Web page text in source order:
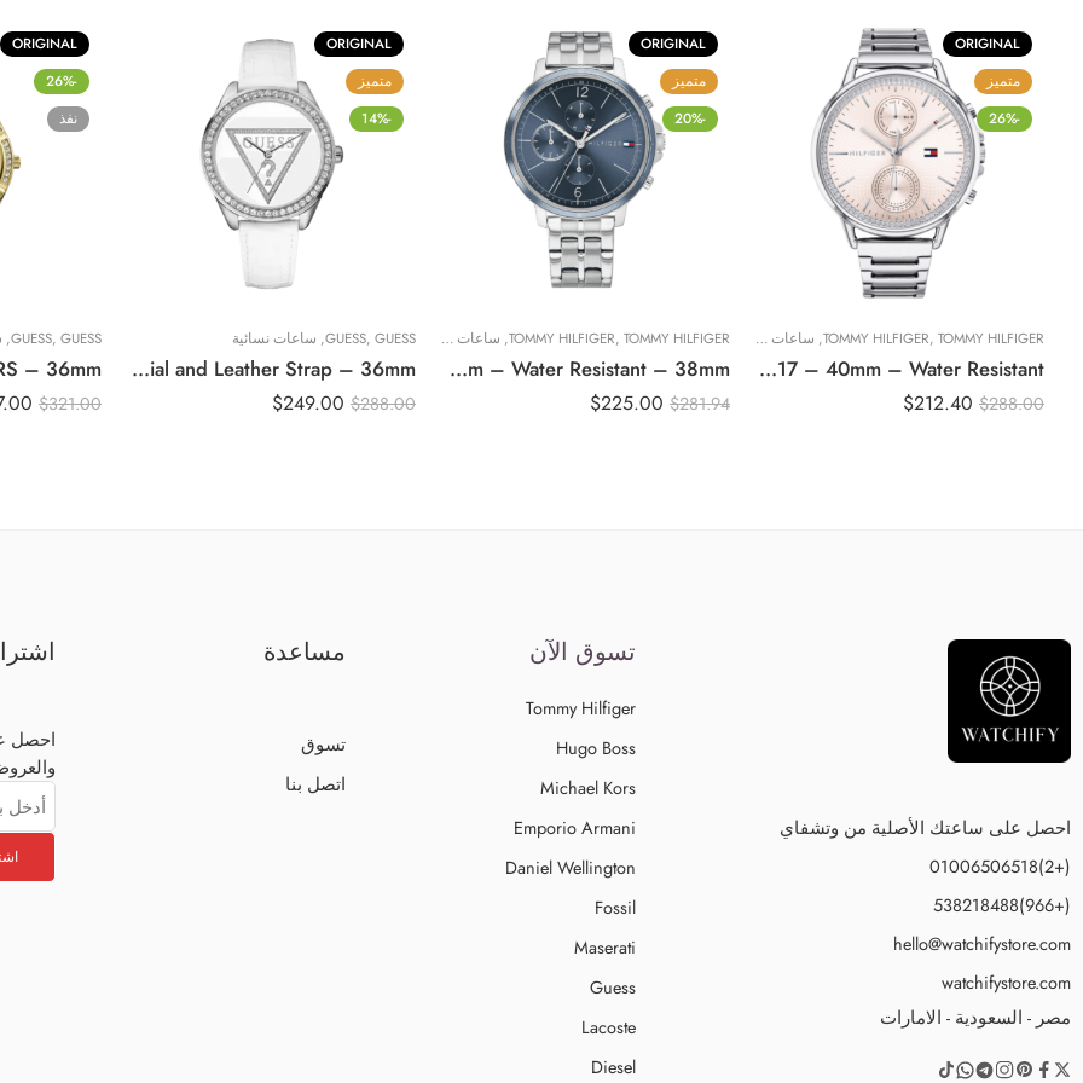
ORIGINAL
متميز
-26%
TOMMY HILFIGER, TOMMY HILFIGER
, ساعات نسائية
Original Tommy Hilfiger Women Watch Carly 1781917 – 40mm – Water Resistant
$288.00
$212.40
ORIGINAL
متميز
-20%
TOMMY HILFIGER, TOMMY HILFIGER
, ساعات نسائية
Original Tommy Hilfiger Analog Blue Dial Women’s Watch-TH1782188, Blue – 38mm – Water Resistant – 38mm
$281.94
$225.00
ORIGINAL
متميز
-14%
GUESS, GUESS
, ساعات نسائية
Original Guess Mini Triangle Ladies Watch W65006L1 – White Dial and Leather Strap – 36mm
$288.00
$249.00
ORIGINAL
-26%
نفذ
GUESS, GUESS
,
$321.00
احصل على ساعتك الأصلية من وتشفاي
(+2)01006506518
(+966)538218488
hello@watchifystore.com
watchifystore.com
مصر - السعودية - الامارات
تسوق الآن
Tommy Hilfiger
Hugo Boss
Michael Kors
Emporio Armani
Daniel Wellington
Fossil
Maserati
Guess
Lacoste
Diesel
مساعدة
تسوق
اتصل بنا
احصل